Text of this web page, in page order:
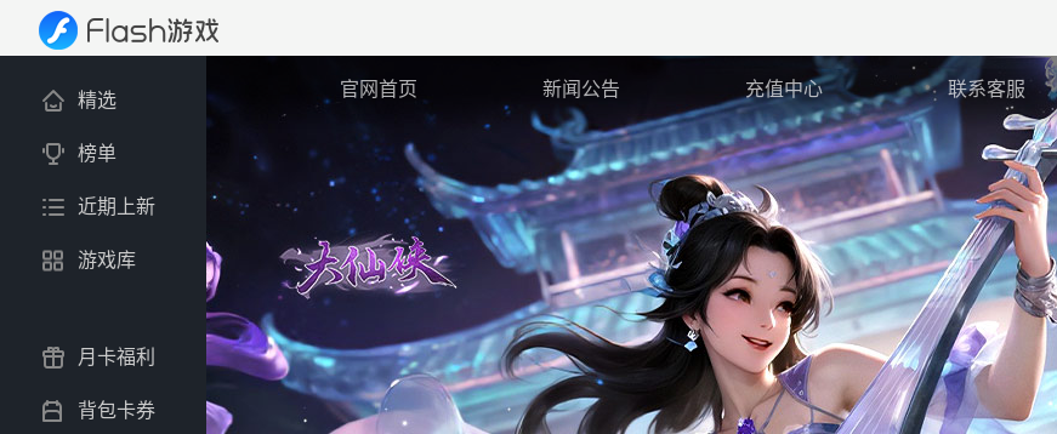
官网首页 新闻公告 充值中心 联系客服
精选
榜单
近期上新
游戏库
月卡福利
背包卡券